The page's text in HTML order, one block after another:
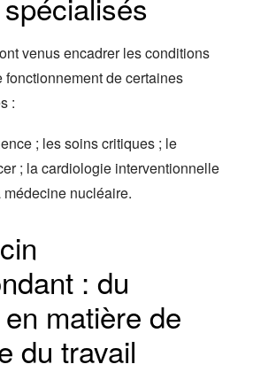
venus encadrer les conditions
fonctionnement de certaines
:
; les soins critiques ; le
; la cardiologie interventionnelle
nucléaire.
: du
matière de
du travail